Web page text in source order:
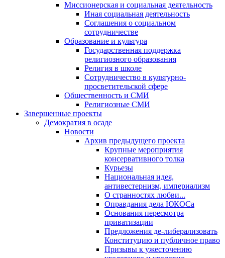
Миссионерская и социальная деятельность
Иная социальная деятельность
Соглашения о социальном
сотрудничестве
Образование и культура
Государственная поддержка
религиозного образования
Религия в школе
Сотрудничество в культурно-
просветительской сфере
Общественность и СМИ
Религиозные СМИ
Завершенные проекты
Демократия в осаде
Новости
Архив предыдущего проекта
Крупные мероприятия
консервативного толка
Курьезы
Национальная идея,
антивестернизм, империализм
О странностях любви...
Оправдания дела ЮКОСа
Основания пересмотра
приватизации
Предложения де-либерализовать
Конституцию и публичное право
Призывы к ужесточению